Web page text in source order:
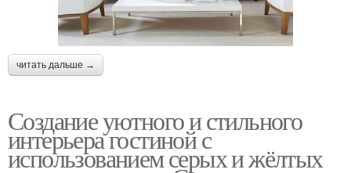
читать дальше →
Создание уютного и стильного
интерьера гостиной с
использованием серых и жёлтых